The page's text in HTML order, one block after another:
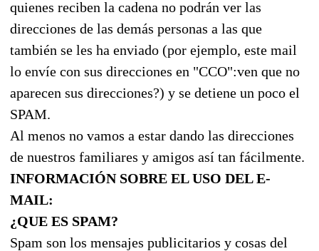
quienes reciben la cadena no podrán ver las
direcciones de las demás personas a las que
también se les ha enviado (por ejemplo, este mail
lo envíe con sus direcciones en "CCO":ven que no
aparecen sus direcciones?) y se detiene un poco el
SPAM.
Al menos no vamos a estar dando las direcciones
de nuestros familiares y amigos así tan fácilmente.
INFORMACIÓN SOBRE EL USO DEL E-
MAIL:
¿QUE ES SPAM?
Spam son los mensajes publicitarios y cosas del